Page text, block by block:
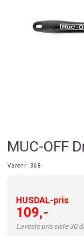
MUC-OFF
Varenr: 368-
HUSDAL-pris
109,-
Laveste pris siste 30